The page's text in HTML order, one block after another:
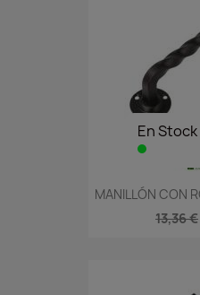
En
MANILLÓN CON
13,36 €